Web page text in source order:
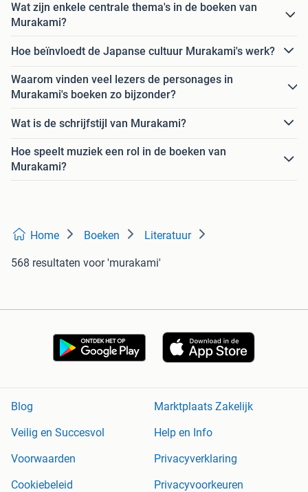
Wat zijn enkele centrale thema's in de boeken van
Murakami?
Hoe beïnvloedt de Japanse cultuur Murakami's werk?
Waarom vinden veel lezers de personages in
Murakami's boeken zo bijzonder?
Wat is de schrijfstijl van Murakami?
Hoe speelt muziek een rol in de boeken van
Murakami?
Home Boeken Literatuur
568 resultaten voor 'murakami'
Blog
Marktplaats Zakelijk
Veilig en Succesvol
Help en Info
Voorwaarden
Privacyverklaring
Cookiebeleid
Privacyvoorkeuren